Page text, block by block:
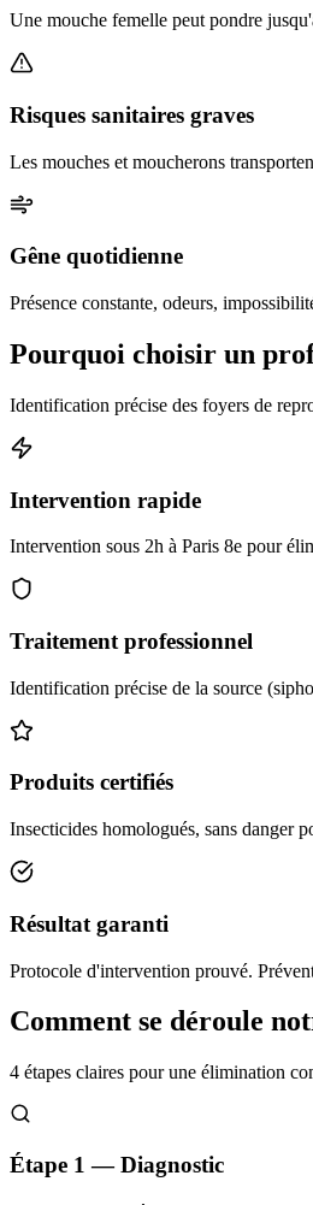
Une mouche femelle peut pondre
Risques sanitaires graves
Les mouches et moucherons
Gêne quotidienne
Présence constante, odeurs,
Pourquoi choisir un
Identification précise des foyers de
Intervention rapide
Intervention sous 2h à Paris 8e pour
Traitement professionnel
Identification précise de la source
Produits certifiés
Insecticides homologués, sans danger
Résultat garanti
Protocole d'intervention prouvé.
Comment se déroule
4 étapes claires pour une élimination
Étape 1 — Diagnostic